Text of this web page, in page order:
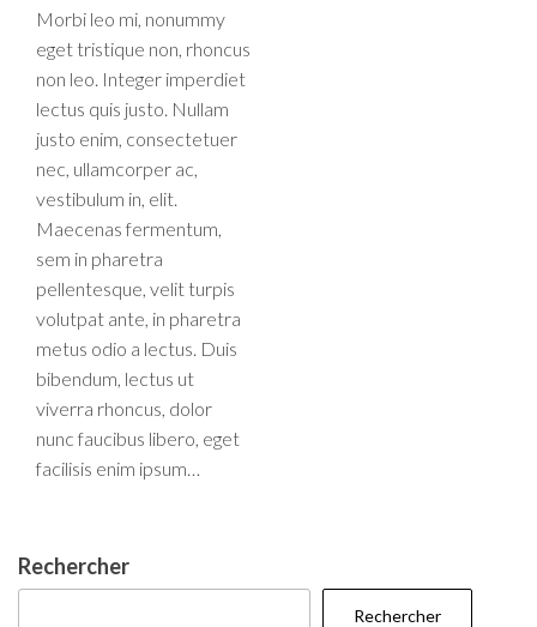
Morbi leo mi, nonummy
eget tristique non, rhoncus
non leo. Integer imperdiet
lectus quis justo. Nullam
justo enim, consectetuer
nec, ullamcorper ac,
vestibulum in, elit.
Maecenas fermentum,
sem in pharetra
pellentesque, velit turpis
volutpat ante, in pharetra
metus odio a lectus. Duis
bibendum, lectus ut
viverra rhoncus, dolor
nunc faucibus libero, eget
facilisis enim ipsum…
Rechercher
Rechercher